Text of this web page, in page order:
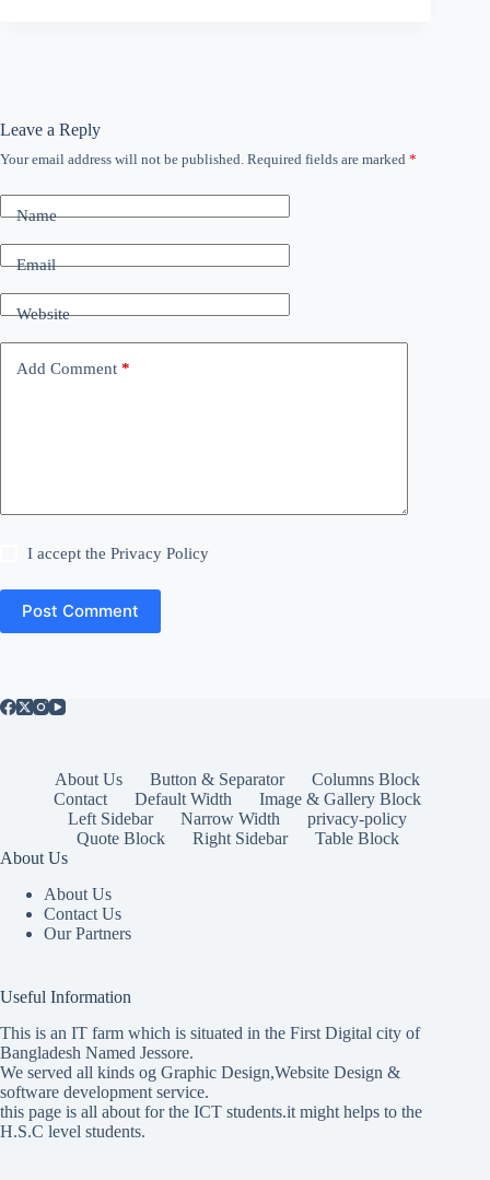
Leave a Reply
Your email address will not be published. Required fields are marked *
Name
Email
Website
Add Comment *
I accept thePrivacy Policy
Post Comment
About Us Button & Separator
Columns Block
Contact
Default Width
Image & Gallery Block
Left Sidebar
Narrow Width
privacy-policy
Quote Block
Right Sidebar
Table Block
About Us
About Us
Contact Us
Our Partners
Useful Information
This is an IT farm which is situated in the First Digital city of
Bangladesh Named Jessore.
We served all kinds og Graphic Design,Website Design &
software development service.
this page is all about for the ICT students.it might helps to the
H.S.C level students.